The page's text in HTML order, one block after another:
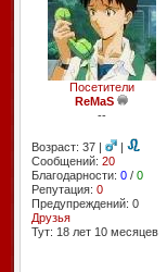
Посетители
ReMaS
--
Возраст: 37 |
|
Сообщений: 20
Благодарности: 0/ 0
Репутация: 0
Предупреждений: 0
Друзья
Тут: 18 лет 10 месяцев